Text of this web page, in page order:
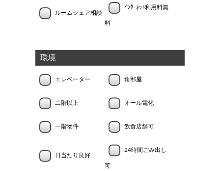
ルームシェア相談
ｲﾝﾀｰﾈｯﾄ利用料無
料
環境
エレベーター 角部屋
二階以上 オール電化
一階物件 飲食店舗可
日当たり良好
24時間ごみ出し
可